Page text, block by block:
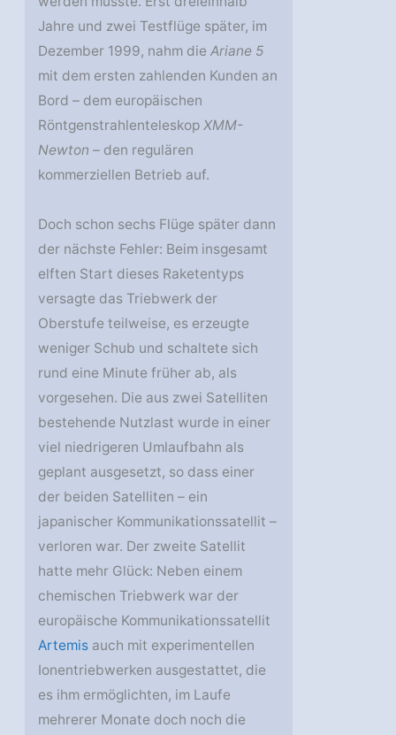
Jahre und zwei Testflüge später, im
Dezember 1999, nahm dieAriane 5
mit dem ersten zahlenden Kunden an
Bord – dem europäischen
RöntgenstrahlenteleskopXMM-
Newton – den regulären
kommerziellen Betrieb auf.
Doch schon sechs Flüge später dann
der nächste Fehler: Beim insgesamt
elften Start dieses Raketentyps
versagte das Triebwerk der
Oberstufe teilweise, es erzeugte
weniger Schub und schaltete sich
rund eine Minute früher ab, als
vorgesehen. Die aus zwei Satelliten
bestehende Nutzlast wurde in einer
viel niedrigeren Umlaufbahn als
geplant ausgesetzt, so dass einer
der beiden Satelliten – ein
japanischer Kommunikationssatellit –
verloren war. Der zweite Satellit
hatte mehr Glück: Neben einem
chemischen Triebwerk war der
europäische Kommunikationssatellit
Artemis auch mit experimentellen
Ionentriebwerken ausgestattet, die
es ihm ermöglichten, im Laufe
mehrerer Monate doch noch die